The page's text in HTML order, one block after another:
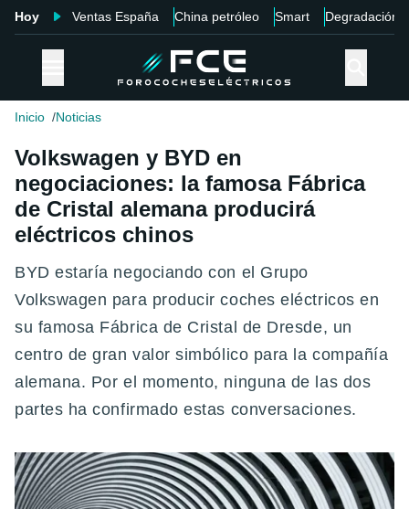
Hoy Ventas España China petróleo Smart Degradación
Inicio Noticias
Volkswagen y BYD en
negociaciones: la famosa Fábrica
de Cristal alemana producirá
eléctricos chinos
BYD estaría negociando con el Grupo
Volkswagen para producir coches eléctricos en
su famosa Fábrica de Cristal de Dresde, un
centro de gran valor simbólico para la compañía
alemana. Por el momento, ninguna de las dos
partes ha confirmado estas conversaciones.